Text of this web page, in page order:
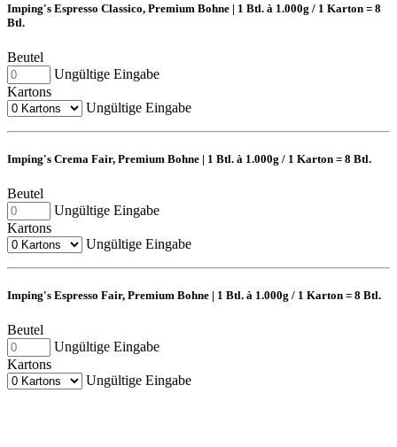
Imping's Espresso Classico, Premium Bohne | 1 Btl. à 1.000g / 1 Karton = 8
Btl.
Beutel
Ungültige Eingabe
Kartons
Ungültige Eingabe
Imping's Crema Fair, Premium Bohne | 1 Btl. à 1.000g / 1 Karton = 8 Btl.
Beutel
Ungültige Eingabe
Kartons
Ungültige Eingabe
Imping's Espresso Fair, Premium Bohne | 1 Btl. à 1.000g / 1 Karton = 8 Btl.
Beutel
Ungültige Eingabe
Kartons
Ungültige Eingabe